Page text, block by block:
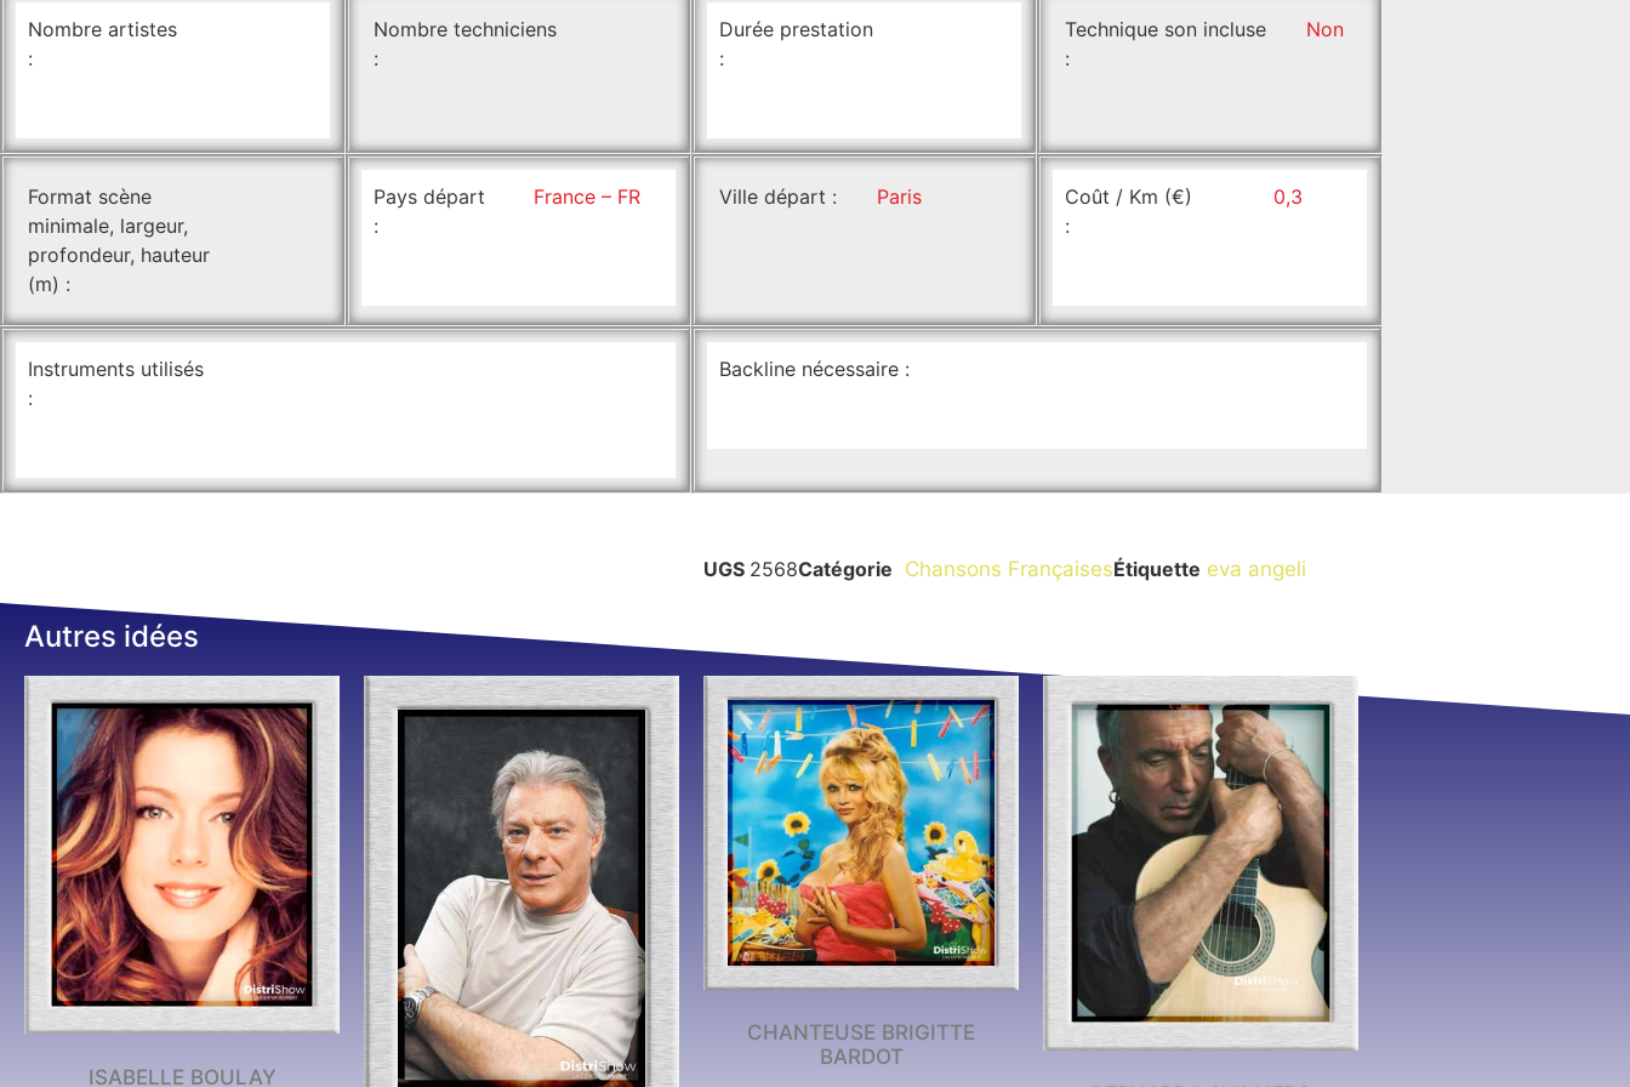
Nombre artistes
:
Nombre techniciens
:
Durée prestation
:
Technique son incluse
:
Non
Format scène
minimale, largeur,
profondeur, hauteur
(m) :
Pays départ
:
France – FR Ville départ : Paris
Coût / Km (€)
:
0,3
Instruments utilisés
:
Backline nécessaire :
UGS 2568Catégorie Chansons FrançaisesÉtiquette eva angeli
Autres idées
ISABELLE BOULAY
CHANTEUSE BRIGITTE
BARDOT